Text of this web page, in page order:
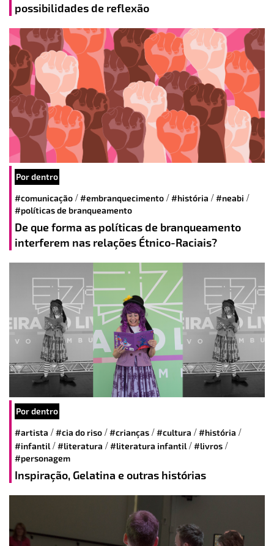
possibilidades de reflexão
Por dentro
#comunicação /#embranquecimento /#história /#neabi /
#políticas de branqueamento
De que forma as políticas de branqueamento
interferem nas relações Étnico-Raciais?
Por dentro
#artista /#cia do riso /#crianças /#cultura /#história /
#infantil/#literatura /#literatura infantil/#livros /
#personagem
Inspiração, Gelatina e outras histórias